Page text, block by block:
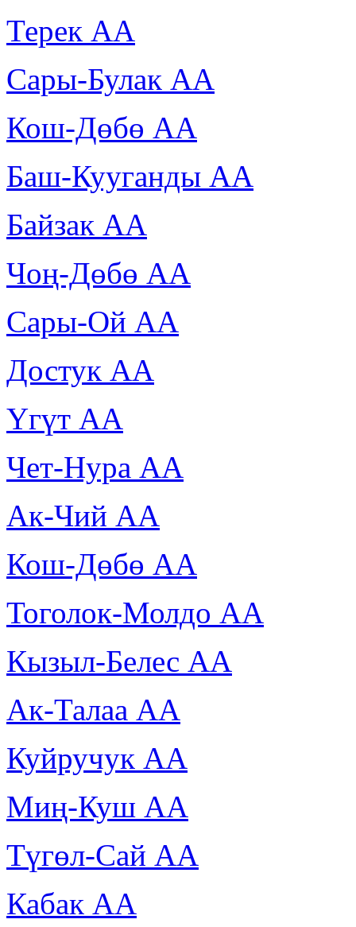
Терек АА
Сары-Булак АА
Кош-Дөбө АА
Баш-Кууганды АА
Байзак АА
Чоң-Дөбө АА
Сары-Ой АА
Достук АА
Үгүт АА
Чет-Нура АА
Ак-Чий АА
Кош-Дөбө АА
Тоголок-Молдо АА
Кызыл-Белес АА
Ак-Талаа АА
Куйручук АА
Миң-Куш АА
Түгөл-Сай АА
Кабак АА